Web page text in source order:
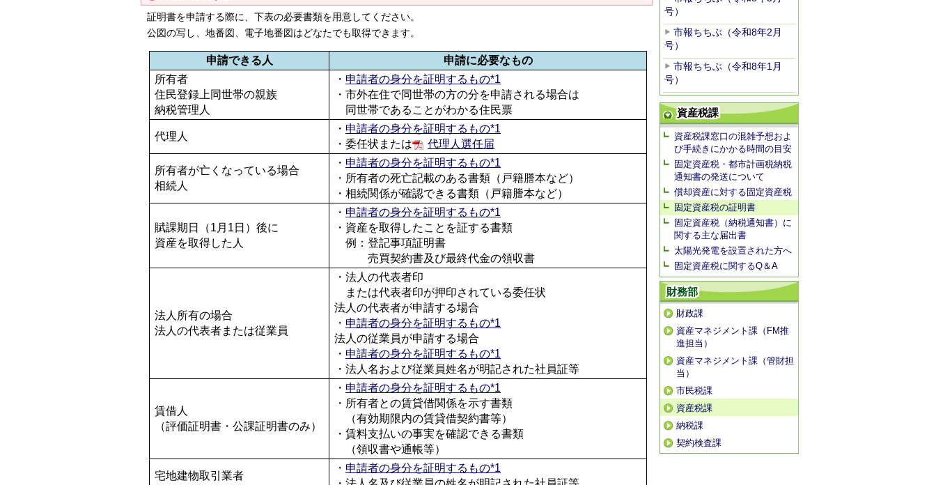
証明書を申請する際に、下表の必要書類を用意してください。
公図の写し、地番図、電子地番図はどなたでも取得できます。
申請できる人
申請に必要なもの
所有者
住民登録上同世帯の親族
納税管理人
・ 申請者の身分を証明するもの*1
・市外在住で同世帯の方の分を申請される場合は
同世帯であることがわかる住民票
代理人
・ 申請者の身分を証明するもの*1
・委任状または
代理人選任届
所有者が亡くなっている場合
相続人
・ 申請者の身分を証明するもの*1
・所有者の死亡記載のある書類（戸籍謄本など）
・相続関係が確認できる書類（戸籍謄本など）
賦課期日（1月1日）後に
資産を取得した人
・ 申請者の身分を証明するもの*1
・資産を取得したことを証する書類
例：登記事項証明書
売買契約書及び最終代金の領収書
法人所有の場合
法人の代表者または従業員
・法人の代表者印
または代表者印が押印されている委任状
法人の代表者が申請する場合
・ 申請者の身分を証明するもの*1
法人の従業員が申請する場合
・ 申請者の身分を証明するもの*1
・法人名および従業員姓名が明記された社員証等
賃借人
（評価証明書・公課証明書のみ）
・ 申請者の身分を証明するもの*1
・所有者との賃貸借関係を示す書類
（有効期限内の賃貸借契約書等）
・賃料支払いの事実を確認できる書類
（領収書や通帳等）
宅地建物取引業者
・ 申請者の身分を証明するもの*1
号）
市報ちちぶ（令和8年2月
号）
市報ちちぶ（令和8年1月
号）
資産税課
資産税課窓口の混雑予想およ
び手続きにかかる時間の目安
固定資産税・都市計画税納税
通知書の発送について
償却資産に対する固定資産税
固定資産税の証明書
固定資産税（納税通知書）に
関する主な届出書
太陽光発電を設置された方へ
固定資産税に関するQ＆A
財務部
財政課
資産マネジメント課（FM推
進担当）
資産マネジメント課（管財担
当）
市民税課
資産税課
納税課
契約検査課